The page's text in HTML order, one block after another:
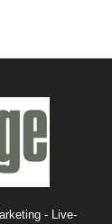
- Live-